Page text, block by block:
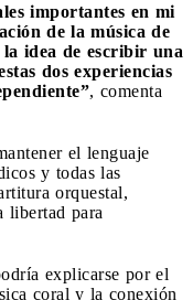
importantes en mi
de la música de
idea de escribir una
dos experiencias
, comenta
el lenguaje
y todas las
orquestal,
libertad para
explicarse por el
coral y la conexión